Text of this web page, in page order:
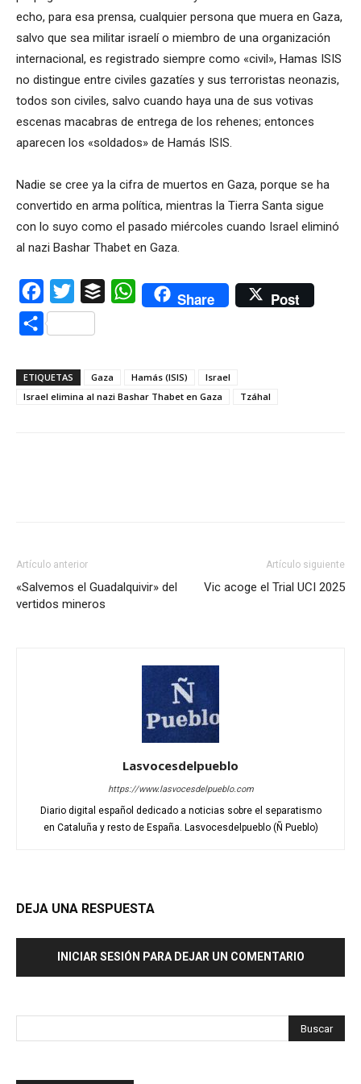
echo, para esa prensa, cualquier persona que muera en Gaza,
salvo que sea militar israelí o miembro de una organización
internacional, es registrado siempre como «civil», Hamas ISIS
no distingue entre civiles gazatíes y sus terroristas neonazis,
todos son civiles, salvo cuando haya una de sus votivas
escenas macabras de entrega de los rehenes; entonces
aparecen los «soldados» de Hamás ISIS.
Nadie se cree ya la cifra de muertos en Gaza, porque se ha
convertido en arma política, mientras la Tierra Santa sigue
con lo suyo como el pasado miércoles cuando Israel eliminó
al nazi Bashar Thabet en Gaza.
Facebook
Twitter Buffer WhatsAppShare Post
Compartir
ETIQUETAS Gaza Hamás (ISIS)
Israel
Israel elimina al nazi Bashar Thabet en Gaza
Tzáhal
Artículo anterior
«Salvemos el Guadalquivir» del
vertidos mineros
Artículo siguiente
Vic acoge el Trial UCI 2025
Lasvocesdelpueblo
https://www.lasvocesdelpueblo.com
Diario digital español dedicado a noticias sobre el separatismo
en Cataluña y resto de España. Lasvocesdelpueblo (Ñ Pueblo)
DEJA UNA RESPUESTA
INICIAR SESIÓN PARA DEJAR UN COMENTARIO